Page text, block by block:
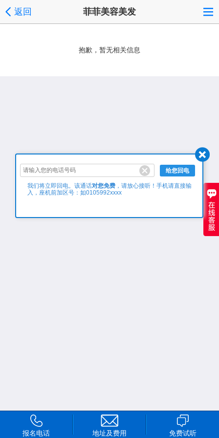
返回 菲菲美容美发
抱歉，暂无相关信息
首页 更多
给您回电
我们将立即回电。该通话对您免费，请放心接听！手机请直接输
入，座机前加区号：如0105992xxxx
报名电话 地址及费用 免费试听